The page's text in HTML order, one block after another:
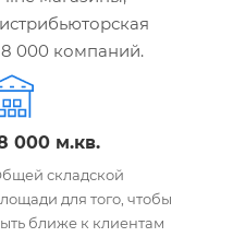
000 компаний.
000 м.кв.
складской
для того, чтобы
ближе к клиентам